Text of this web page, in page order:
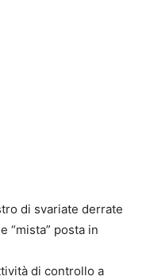
di svariate derrate
“mista” posta in
di controllo a